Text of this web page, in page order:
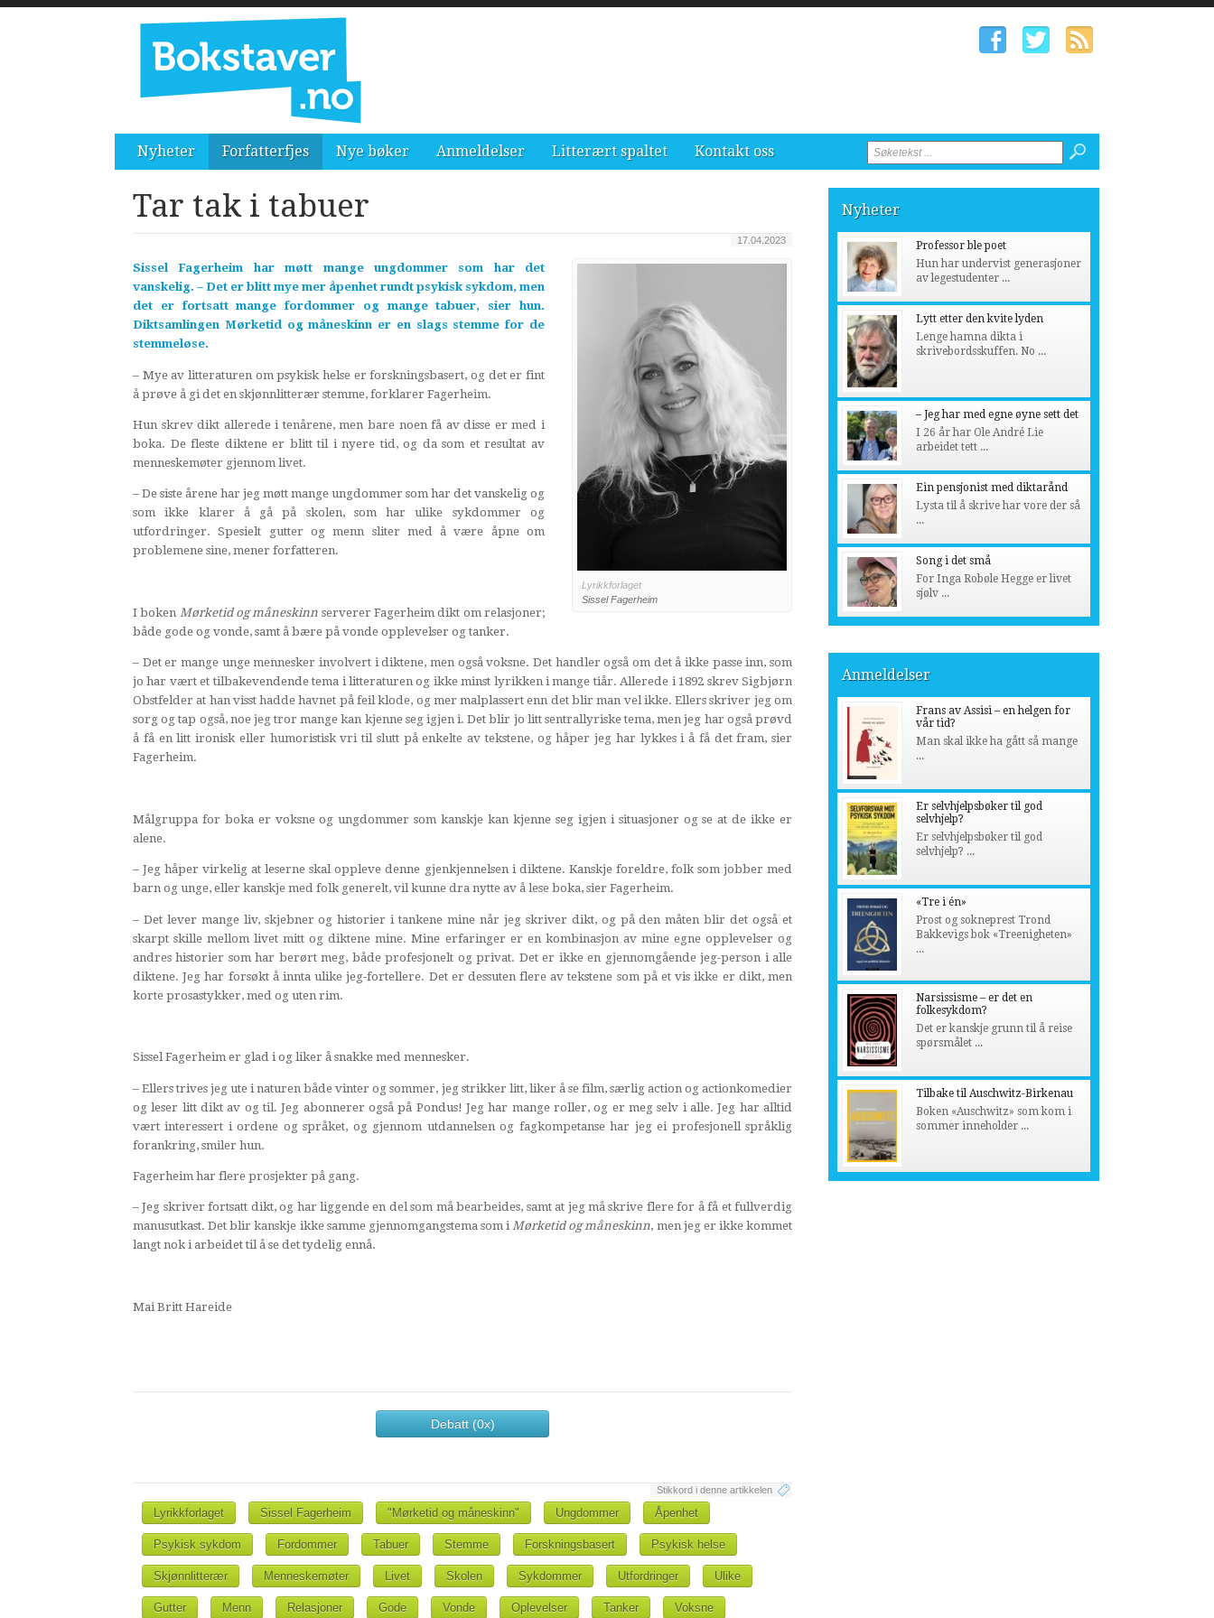
Nyheter Forfatterfjes Nye bøker Anmeldelser Litterært spaltet Kontakt oss
Tar tak i tabuer
17.04.2023
Lyrikkforlaget
Sissel Fagerheim
Sissel Fagerheim har møtt mange ungdommer som har det
vanskelig. – Det er blitt mye mer åpenhet rundt psykisk sykdom, men
det er fortsatt mange fordommer og mange tabuer, sier hun.
Diktsamlingen Mørketid og måneskinn er en slags stemme for de
stemmeløse.
– Mye av litteraturen om psykisk helse er forskningsbasert, og det er fint
å prøve å gi det en skjønnlitterær stemme, forklarer Fagerheim.
Hun skrev dikt allerede i tenårene, men bare noen få av disse er med i
boka. De fleste diktene er blitt til i nyere tid, og da som et resultat av
menneskemøter gjennom livet.
– De siste årene har jeg møtt mange ungdommer som har det vanskelig og
som ikke klarer å gå på skolen, som har ulike sykdommer og
utfordringer. Spesielt gutter og menn sliter med å være åpne om
problemene sine, mener forfatteren.
I boken Mørketid og måneskinn serverer Fagerheim dikt om relasjoner;
både gode og vonde, samt å bære på vonde opplevelser og tanker.
– Det er mange unge mennesker involvert i diktene, men også voksne. Det handler også om det å ikke passe inn, som
jo har vært et tilbakevendende tema i litteraturen og ikke minst lyrikken i mange tiår. Allerede i 1892 skrev Sigbjørn
Obstfelder at han visst hadde havnet på feil klode, og mer malplassert enn det blir man vel ikke. Ellers skriver jeg om
sorg og tap også, noe jeg tror mange kan kjenne seg igjen i. Det blir jo litt sentrallyriske tema, men jeg har også prøvd
å få en litt ironisk eller humoristisk vri til slutt på enkelte av tekstene, og håper jeg har lykkes i å få det fram, sier
Fagerheim.
Målgruppa for boka er voksne og ungdommer som kanskje kan kjenne seg igjen i situasjoner og se at de ikke er
alene.
– Jeg håper virkelig at leserne skal oppleve denne gjenkjennelsen i diktene. Kanskje foreldre, folk som jobber med
barn og unge, eller kanskje med folk generelt, vil kunne dra nytte av å lese boka, sier Fagerheim.
– Det lever mange liv, skjebner og historier i tankene mine når jeg skriver dikt, og på den måten blir det også et
skarpt skille mellom livet mitt og diktene mine. Mine erfaringer er en kombinasjon av mine egne opplevelser og
andres historier som har berørt meg, både profesjonelt og privat. Det er ikke en gjennomgående jeg-person i alle
diktene. Jeg har forsøkt å innta ulike jeg-fortellere. Det er dessuten flere av tekstene som på et vis ikke er dikt, men
korte prosastykker, med og uten rim.
Sissel Fagerheim er glad i og liker å snakke med mennesker.
– Ellers trives jeg ute i naturen både vinter og sommer, jeg strikker litt, liker å se film, særlig action og actionkomedier
og leser litt dikt av og til. Jeg abonnerer også på Pondus! Jeg har mange roller, og er meg selv i alle. Jeg har alltid
vært interessert i ordene og språket, og gjennom utdannelsen og fagkompetanse har jeg ei profesjonell språklig
forankring, smiler hun.
Fagerheim har flere prosjekter på gang.
– Jeg skriver fortsatt dikt, og har liggende en del som må bearbeides, samt at jeg må skrive flere for å få et fullverdig
manusutkast. Det blir kanskje ikke samme gjennomgangstema som iMørketid og måneskinn, men jeg er ikke kommet
langt nok i arbeidet til å se det tydelig ennå.
Mai Britt Hareide
Debatt (0x)
Stikkord i denne artikkelen
Lyrikkforlaget Sissel Fagerheim "Mørketid og måneskinn" Ungdommer Åpenhet
Psykisk sykdom Fordommer Tabuer Stemme Forskningsbasert Psykisk helse
Skjønnlitterær Menneskemøter Livet Skolen Sykdommer Utfordringer Ulike
Gutter Menn Relasjoner Gode Vonde Oplevelser Tanker Voksne
Nyheter
Professor ble poet
Hun har undervist generasjoner
av legestudenter ...
Lytt etter den kvite lyden
Lenge hamna dikta i
skrivebordsskuffen. No ...
– Jeg har med egne øyne sett det
I 26 år har Ole André Lie
arbeidet tett ...
Ein pensjonist med diktarånd
Lysta til å skrive har vore der så
...
Song i det små
For Inga Robøle Hegge er livet
sjølv ...
Anmeldelser
Frans av Assisi – en helgen for
vår tid?
Man skal ikke ha gått så mange
...
Er selvhjelpsbøker til god
selvhjelp?
Er selvhjelpsbøker til god
selvhjelp? ...
«Tre i én»
Prost og sokneprest Trond
Bakkevigs bok «Treenigheten»
...
Narsissisme – er det en
folkesykdom?
Det er kanskje grunn til å reise
spørsmålet ...
Tilbake til Auschwitz-Birkenau
Boken «Auschwitz» som kom i
sommer inneholder ...